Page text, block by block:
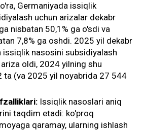
Germaniyada issiqlik
uchun arizalar dekabr
nisbatan 50,1% ga o'sdi va
7,8% ga oshdi. 2025 yil dekabr
issiqlik nasosini subsidiyalash
oldi, 2024 yilning shu
ta (va 2025 yil noyabrida 27 544
Issiqlik nasoslari aniq
taqdim etadi: ko'proq
qaramay, ularning ishlash